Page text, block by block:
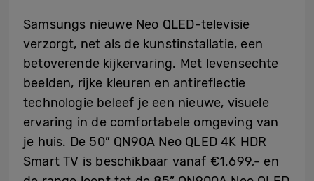
Samsungs nieuwe Neo QLED-televisie
verzorgt, net als de kunstinstallatie, een
betoverende kijkervaring. Met levensechte
beelden, rijke kleuren en antireflectie
technologie beleef je een nieuwe, visuele
ervaring in de comfortabele omgeving van
je huis. De 50” QN90A Neo QLED 4K HDR
Smart TV is beschikbaar vanaf €1.699,- en